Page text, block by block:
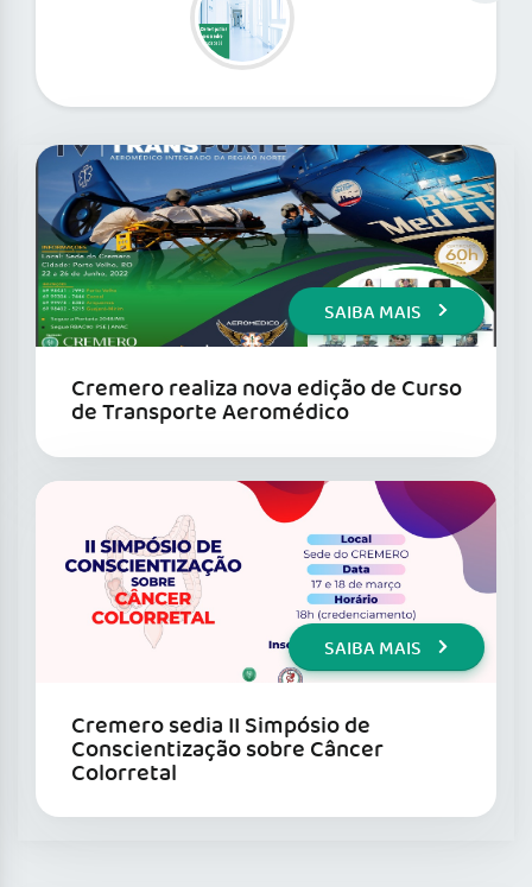
SAIBA MAIS
Cremero realiza nova edição de Curso
de Transporte Aeromédico
SAIBA MAIS
Cremero sedia II Simpósio de
Conscientização sobre Câncer
Colorretal